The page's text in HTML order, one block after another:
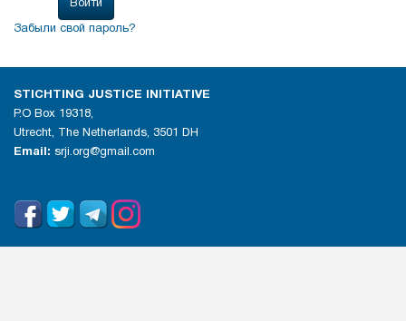
Забыли свой пароль?
STICHTING JUSTICE INITIATIVE
P.O Box 19318,
Utrecht, The Netherlands, 3501 DH
Email: srji.org@gmail.com